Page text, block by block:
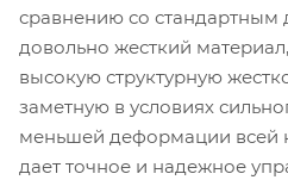
сравнению со стандартным
довольно жесткий
высокую структурную
заметную в условиях
меньшей деформации всей
дает точное и надежное